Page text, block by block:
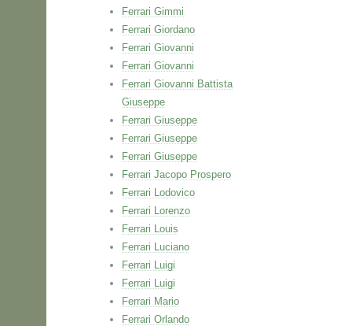
Ferrari Gimmi
Ferrari Giordano
Ferrari Giovanni
Ferrari Giovanni
Ferrari Giovanni Battista
Giuseppe
Ferrari Giuseppe
Ferrari Giuseppe
Ferrari Giuseppe
Ferrari Jacopo Prospero
Ferrari Lodovico
Ferrari Lorenzo
Ferrari Louis
Ferrari Luciano
Ferrari Luigi
Ferrari Luigi
Ferrari Mario
Ferrari Orlando